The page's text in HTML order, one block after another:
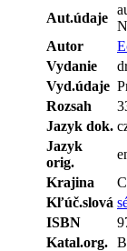
Aut.údaje
Autor
Vydanie
Vyd.údaje
Rozsah
Jazyk dok.
Jazyk
orig.
Krajina
Kľúč.slová
ISBN
Katal.org.